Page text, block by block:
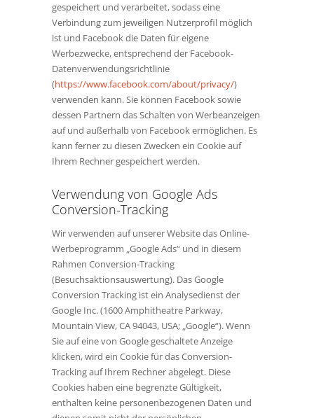
gespeichert und verarbeitet, sodass eine
Verbindung zum jeweiligen Nutzerprofil möglich
ist und Facebook die Daten für eigene
Werbezwecke, entsprechend der Facebook-
Datenverwendungsrichtlinie
(https://www.facebook.com/about/privacy/)
verwenden kann. Sie können Facebook sowie
dessen Partnern das Schalten von Werbeanzeigen
auf und außerhalb von Facebook ermöglichen. Es
kann ferner zu diesen Zwecken ein Cookie auf
Ihrem Rechner gespeichert werden.
Verwendung von Google Ads
Conversion-Tracking
Wir verwenden auf unserer Website das Online-
Werbeprogramm „Google Ads“ und in diesem
Rahmen Conversion-Tracking
(Besuchsaktionsauswertung). Das Google
Conversion Tracking ist ein Analysedienst der
Google Inc. (1600 Amphitheatre Parkway,
Mountain View, CA 94043, USA; „Google“). Wenn
Sie auf eine von Google geschaltete Anzeige
klicken, wird ein Cookie für das Conversion-
Tracking auf Ihrem Rechner abgelegt. Diese
Cookies haben eine begrenzte Gültigkeit,
enthalten keine personenbezogenen Daten und